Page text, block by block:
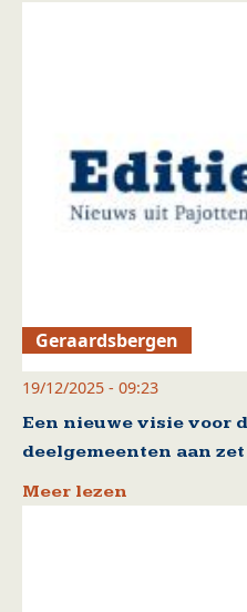
Geraardsbergen
19/12/2025 - 09:23
Een nieuwe visie voor
deelgemeenten aan
Meer lezen